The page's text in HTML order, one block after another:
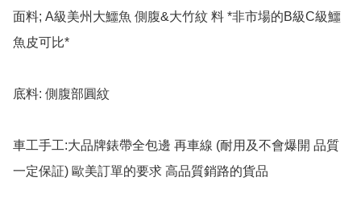
面料; A級美州大鱷魚 側腹&大竹紋 料 *非市場的B級C級鱷
魚皮可比*
底料: 側腹部圓紋
車工手工:大品牌錶帶全包邊 再車線 (耐用及不會爆開 品質
一定保証) 歐美訂單的要求 高品質銷路的貨品